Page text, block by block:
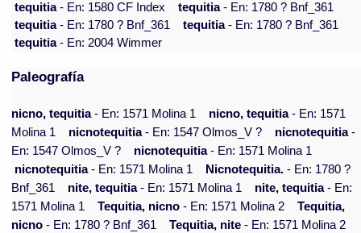
tequitia- En: 1580 CF Index tequitia- En: 1780 ? Bnf_361
tequitia- En: 1780 ? Bnf_361 tequitia- En: 1780 ? Bnf_361
tequitia- En: 2004 Wimmer
Paleografía
nicno, tequitia- En: 1571 Molina 1 nicno, tequitia- En: 1571
Molina 1
nicnotequitia- En: 1547 Olmos_V ? nicnotequitia-
En: 1547 Olmos_V ?
nicnotequitia- En: 1571 Molina 1
nicnotequitia- En: 1571 Molina 1 Nicnotequitia. - En: 1780 ?
Bnf_361
nite, tequitia- En: 1571 Molina 1 nite, tequitia- En:
1571 Molina 1
Tequitia, nicno - En: 1571 Molina 2
Tequitia,
nicno - En: 1780 ? Bnf_361 Tequitia, nite - En: 1571 Molina 2